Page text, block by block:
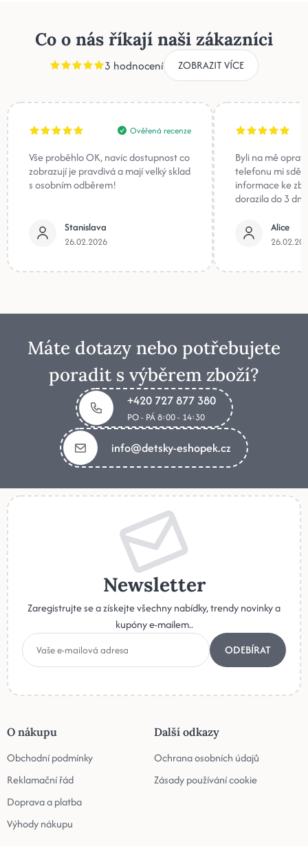
Co o nás říkají naši zákazníci
3 hodnocení ZOBRAZIT VÍCE
Ověřená recenze
Vše proběhlo OK, navíc dostupnost co
zobrazují je pravdivá a mají velký sklad
s osobním odběrem!
Stanislava
26.02.2026
Byli na mě
telefonu mi
informace ke
dorazila do 3
Alice
Máte dotazy nebo potřebujete
poradit s výběrem zboží?
+420 727 877 380
PO - PÁ 8:00 - 14:30
info@detsky-eshopek.cz
Newsletter
Zaregistrujte se a získejte všechny nabídky, trendy novinky a
kupóny e-mailem..
ODEBÍRAT
O nákupu
Obchodní podmínky
Reklamační řád
Doprava a platba
Výhody nákupu
Další odkazy
Ochrana osobních údajů
Zásady používání cookie